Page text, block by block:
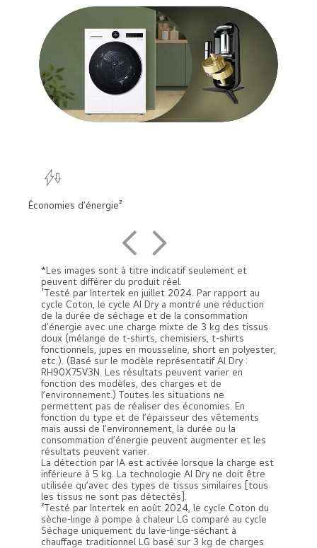
Économies d’énergie²
*Les images sont à titre indicatif seulement et
peuvent différer du produit réel.
¹Testé par Intertek en juillet 2024. Par rapport au
cycle Coton, le cycle AI Dry a montré une réduction
de la durée de séchage et de la consommation
d’énergie avec une charge mixte de 3 kg des tissus
doux (mélange de t-shirts, chemisiers, t-shirts
fonctionnels, jupes en mousseline, short en polyester,
etc.). (Basé sur le modèle représentatif AI Dry :
RH90X75V3N. Les résultats peuvent varier en
fonction des modèles, des charges et de
l’environnement.) Toutes les situations ne
permettent pas de réaliser des économies. En
fonction du type et de l’épaisseur des vêtements
mais aussi de l’environnement, la durée ou la
consommation d’énergie peuvent augmenter et les
résultats peuvent varier.
La détection par IA est activée lorsque la charge est
inférieure à 5 kg. La technologie AI Dry ne doit être
utilisée qu’avec des types de tissus similaires [tous
les tissus ne sont pas détectés].
²Testé par Intertek en août 2024, le cycle Coton du
sèche-linge à pompe à chaleur LG comparé au cycle
Séchage uniquement du lave-linge-séchant à
chauffage traditionnel LG basé sur 3 kg de charges